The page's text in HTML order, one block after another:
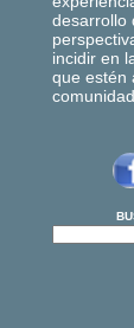
desarrollo
incidir en
que estén